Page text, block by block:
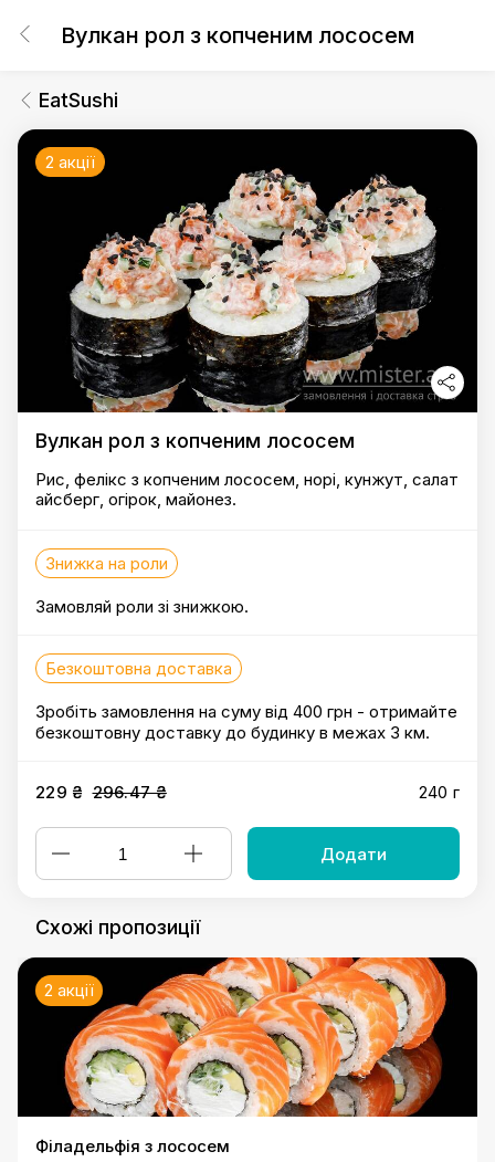
Вулкан рол з копченим лососем
EatSushi
2 акції
Вулкан рол з копченим лососем
Рис, фелікс з копченим лососем, норі, кунжут, салат
айсберг, огірок, майонез.
Знижка на роли
Замовляй роли зі знижкою.
Безкоштовна доставка
Зробіть замовлення на суму від 400 грн - отримайте
безкоштовну доставку до будинку в межах 3 км.
229 ₴ 296.47 ₴ 240 г
Додати
Схожі пропозиції
2 акції
Філадельфія з лососем